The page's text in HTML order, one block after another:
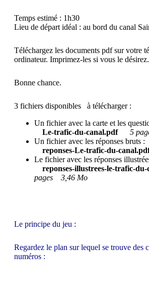
Temps estimé : 1h30
Lieu de départ idéal : au bord du canal
Téléchargez les documents pdf sur votre
ordinateur. Imprimez-les si vous le désirez.
Bonne chance.
3 fichiers disponibles à télécharger :
Un fichier avec la carte et les
Le-trafic-du-canal.pdf
5
Un fichier avec les réponses bruts :
reponses-Le-trafic-du-
Le fichier avec les réponses
reponses-illustrees-le-trafic-
pages 3,46 Mo
Le principe du jeu :
Regardez le plan sur lequel se trouve des
numéros :